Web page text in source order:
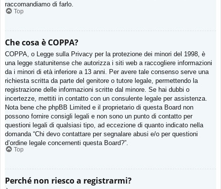
raccomandiamo di farlo.
Top
Che cosa è COPPA?
COPPA, o Legge sulla Privacy per la protezione dei minori del 1998, è
una legge statunitense che autorizza i siti web a raccogliere informazioni
da i minori di età inferiore a 13 anni. Per avere tale consenso serve una
richiesta scritta da parte del genitore o tutore legale, permettendo la
registrazione delle informazioni scritte dal minore. Se hai dubbi o
incertezze, mettiti in contatto con un consulente legale per assistenza.
Nota bene che phpBB Limited e il proprietario di questa Board non
possono fornire consigli legali e non sono un punto di contatto per
questioni legali di qualsiasi tipo, ad eccezione di quanto indicato nella
domanda “Chi devo contattare per segnalare abusi e/o per questioni
d’ordine legale concernenti questa Board?”.
Top
Perché non riesco a registrarmi?